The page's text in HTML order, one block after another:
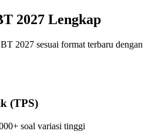
2027 Lengkap
2027 sesuai format terbaru dengan
(TPS)
soal variasi tinggi